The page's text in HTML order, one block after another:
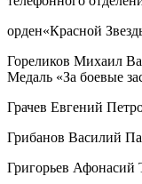
орден«Красной
Гореликов Михаил
Медаль «За боевые
Грачев Евгений
Грибанов Василий
Григорьев Афонасий